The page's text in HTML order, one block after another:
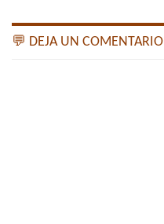
💬 DEJA UN COMENTARIO